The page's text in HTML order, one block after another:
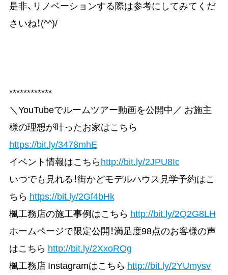
是非、リノベーションする際は参考にしてみてくだ
さいね！(^^)/
************
＼YouTubeでルームツアー動画を公開中／ お施主
様の理想が叶ったお家はこちら
https://bit.ly/3478mhE
イベント情報はこちらhttp://bit.ly/2JPU8Ic
いつでも見れる！街かどモデルハウス見学予約はこ
ちら https://bit.ly/2Gf4bHk
楓工務店の施工事例はこちら http://bit.ly/2Q2G8LH
ホームページで限定公開！満足度98点のお客様の声
はこちら http://bit.ly/2XxoROg
楓工務店 Instagramはこちら http://bit.ly/2YUmysv